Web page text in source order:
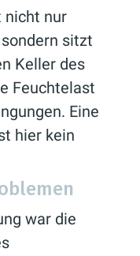
nicht nur
sitzt
Keller des
Feuchtelast
Eine
hier kein
war die